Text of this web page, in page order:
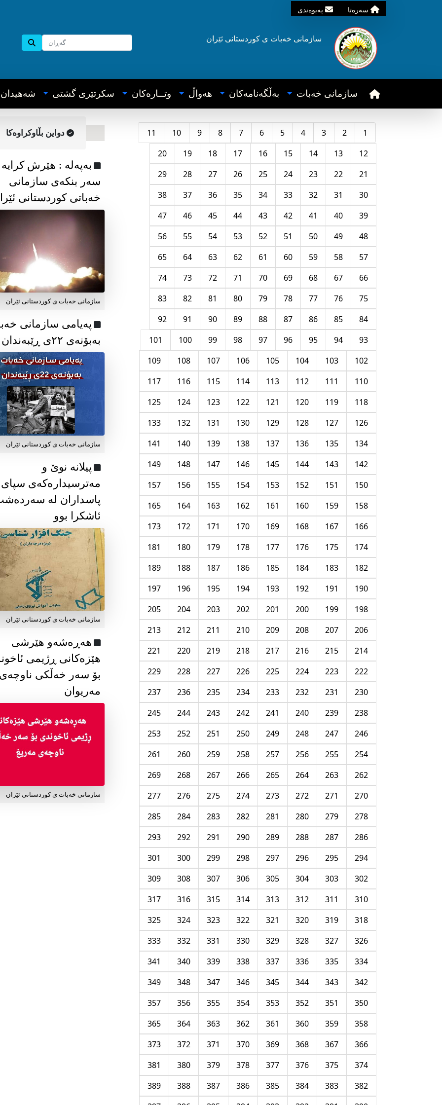
سه‌ره‌تا په‌یوه‌ندی
سازمانی خه‌بات ی کوردستانی ئێران
سازمانی خه‌بات به‌ڵگه‌نامه‌کان هه‌واڵ وتــاره‌کان سکرتێری گشتی شه‌هیدان
1
2
3
4
5
6
7
8
9
10
11
12
13
14
15
16
17
18
19
20
21
22
23
24
25
26
27
28
29
30
31
32
33
34
35
36
37
38
39
40
41
42
43
44
45
46
47
48
49
50
51
52
53
54
55
56
57
58
59
60
61
62
63
64
65
66
67
68
69
70
71
72
73
74
75
76
77
78
79
80
81
82
83
84
85
86
87
88
89
90
91
92
93
94
95
96
97
98
99
100
101
102
103
104
105
106
107
108
109
110
111
112
113
114
115
116
117
118
119
120
121
122
123
124
125
126
127
128
129
130
131
132
133
134
135
136
137
138
139
140
141
142
143
144
145
146
147
148
149
150
151
152
153
154
155
156
157
158
159
160
161
162
163
164
165
166
167
168
169
170
171
172
173
174
175
176
177
178
179
180
181
182
183
184
185
186
187
188
189
190
191
192
193
194
195
196
197
198
199
200
201
202
203
204
205
206
207
208
209
210
211
212
213
214
215
216
217
218
219
220
221
222
223
224
225
226
227
228
229
230
231
232
233
234
235
236
237
238
239
240
241
242
243
244
245
246
247
248
249
250
251
252
253
254
255
256
257
258
259
260
261
262
263
264
265
266
267
268
269
270
271
272
273
274
275
276
277
278
279
280
281
282
283
284
285
286
287
288
289
290
291
292
293
294
295
296
297
298
299
300
301
302
303
304
305
306
307
308
309
310
311
312
313
314
315
316
317
318
319
320
321
322
323
324
325
326
327
328
329
330
331
332
333
334
335
336
337
338
339
340
341
342
343
344
345
346
347
348
349
350
351
352
353
354
355
356
357
358
359
360
361
362
363
364
365
366
367
368
369
370
371
372
373
374
375
376
377
378
379
380
381
382
383
384
385
386
387
388
389
دواین بڵاوکراوه‌کا
به‌په‌له‌ : هێرش کرایە
سەر بنکەی سازمانی
خەباتی کوردستانی
سازمانی خەبات ی کوردستانی ئێران
پەیامی سازمانی
بەبۆنەی ۲۲ی ڕێبەندان
سازمانی خەبات ی كوردستانی ئێران
پیلانە نوێ و
مەترسیدارەکەی سپای
پاسداران لە
ئاشکرا بوو
سازمانی خەبات ی كوردستانی ئێران
هەڕەشەو هێرشی
هێزەکانی ڕژیمی
بۆ سەر خەڵکی
مەریوان
سازمانی خەبات ی کوردستانی ئێران